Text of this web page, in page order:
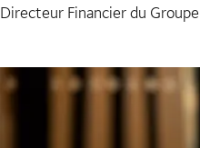
Directeur Financier du Groupe